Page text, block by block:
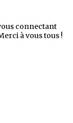
connectant
à vous tous !